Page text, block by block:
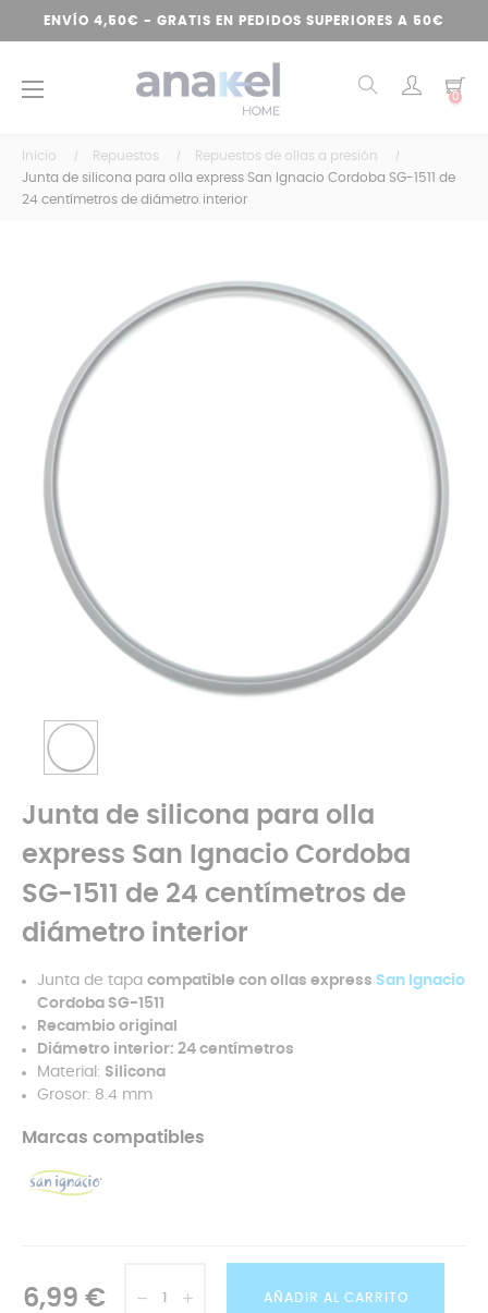
ENVÍO 4,50€ - GRATIS EN PEDIDOS SUPERIORES A 50€
Navegación
☰ 0
Inicio Repuestos
Repuestos de ollas a presión
Junta de silicona para olla express San Ignacio Cordoba SG-1511 de
24 centímetros de diámetro interior
Junta de silicona para olla
express San Ignacio Cordoba
SG-1511 de 24 centímetros de
diámetro interior
Junta de tapa compatible con ollas express San Ignacio
Cordoba SG-1511
Recambio original
Diámetro interior: 24 centímetros
Material: Silicona
Grosor: 8.4 mm
Marcas compatibles
6,99 € AÑADIR AL CARRITO